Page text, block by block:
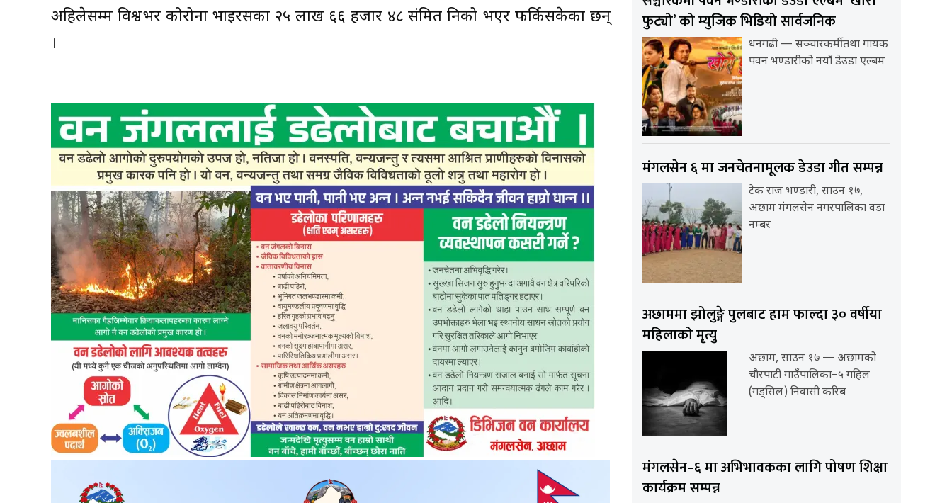
अहिलेसम्म विश्वभर कोरोना भाइरसका २५ लाख ६६ हजार ४८ संक्रमित निको भएर फर्किसकेका छन्
।
फुट्यो’ को म्युजिक भिडियो सार्वजनिक
धनगढी — सञ्चारकर्मी तथा गायक
पवन भण्डारीको नयाँ डेउडा एल्बम
मंगलसेन ६ मा जनचेतनामूलक डेउडा गीत सम्पन्न
टेक राज भण्डारी, साउन १७,
अछाम मंगलसेन नगरपालिका वडा
नम्बर
अछाममा झोलुङ्गे पुलबाट हाम फाल्दा ३० वर्षीया
महिलाको मृत्यु
अछाम, साउन १७ — अछामको
चौरपाटी गाउँपालिका–५ गहिल
(गड्सिल) निवासी करिब
मंगलसेन–६ मा अभिभावकका लागि पोषण शिक्षा
कार्यक्रम सम्पन्न